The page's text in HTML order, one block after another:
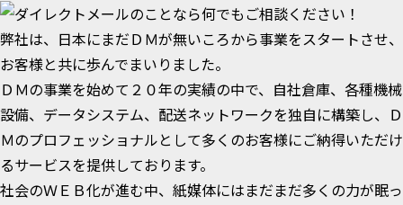
弊社は、日本にまだＤＭが無いころから事業をスタートさせ、
お客様と共に歩んでまいりました。
ＤＭの事業を始めて２０年の実績の中で、自社倉庫、各種機械
設備、データシステム、配送ネットワークを独自に構築し、Ｄ
Ｍのプロフェッショナルとして多くのお客様にご納得いただけ
るサービスを提供しております。
社会のＷＥＢ化が進む中、紙媒体にはまだまだ多くの力が眠っ